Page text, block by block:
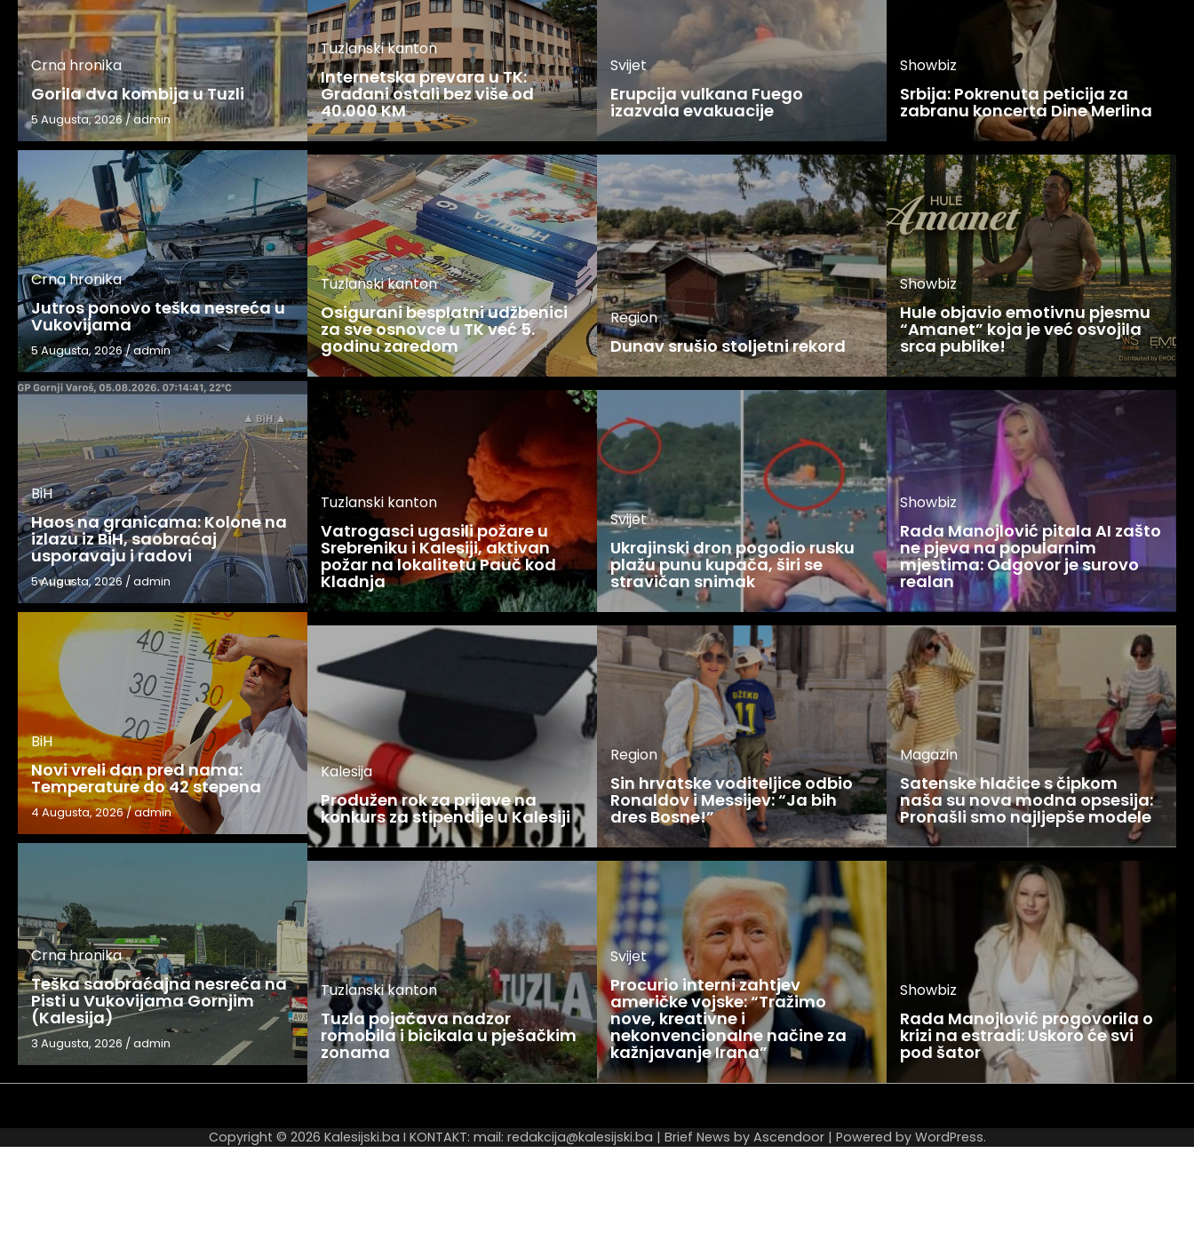
Crna hronika
Gorila dva kombija u Tuzli
5 Augusta, 2026/admin
Crna hronika
Jutros ponovo teška nesreća u
Vukovijama
5 Augusta, 2026/admin
BiH
Haos na granicama: Kolone na
izlazu iz BiH, saobraćaj
usporavaju i radovi
5 Augusta, 2026 /admin
BiH
Novi vreli dan pred nama:
Temperature do 42 stepena
4 Augusta, 2026/admin
Crna hronika
Teška saobraćajna nesreća na
Pisti u Vukovijama Gornjim
(Kalesija)
3 Augusta, 2026 /admin
Tuzlanski kanton
Internetska prevara u TK:
Građani ostali bez više od
40.000 KM
Tuzlanski kanton
Osigurani besplatni udžbenici
za sve osnovce u TK već 5.
godinu zaredom
Tuzlanski kanton
Vatrogasci ugasili požare u
Srebreniku i Kalesiji, aktivan
požar na lokalitetu Pauč kod
Kladnja
Kalesija
Produžen rok za prijave na
konkurs za stipendije u Kalesiji
Tuzlanski kanton
Tuzla pojačava nadzor
romobila i bicikala u pješačkim
zonama
Svijet
Erupcija vulkana Fuego
izazvala evakuacije
Region
Dunav srušio stoljetni rekord
Svijet
Ukrajinski dron pogodio rusku
plažu punu kupača, širi se
stravičan snimak
Region
Sin hrvatske voditeljice odbio
Ronaldov i Messijev: “Ja bih
dres Bosne!”
Svijet
Procurio interni zahtjev
američke vojske: “Tražimo
nove, kreativne i
nekonvencionalne načine za
kažnjavanje Irana”
Showbiz
Srbija: Pokrenuta peticija za
zabranu koncerta Dine Merlina
Showbiz
Hule objavio emotivnu pjesmu
“Amanet” koja je već osvojila
srca publike!
Showbiz
Rada Manojlović pitala AI zašto
ne pjeva na popularnim
mjestima: Odgovor je surovo
realan
Magazin
Satenske hlačice s čipkom
naša su nova modna opsesija:
Pronašli smo najljepše modele
Showbiz
Rada Manojlović progovorila o
krizi na estradi: Uskoro će svi
pod šator
Copyright © 2026 Kalesijski.ba I KONTAKT: mail: redakcija@kalesijski.ba | Brief News by Ascendoor| Powered by WordPress.